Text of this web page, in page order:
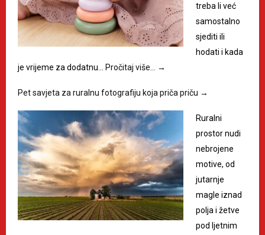
treba li već
samostalno
sjediti ili
hodati i kada
je vrijeme za dodatnu…
Pročitaj više… →
Pet savjeta za ruralnu fotografiju koja priča priču →
Ruralni
prostor nudi
nebrojene
motive, od
jutarnje
magle iznad
polja i žetve
pod ljetnim